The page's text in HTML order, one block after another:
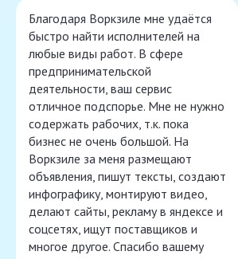
Благодаря Воркзиле мне удаётся
быстро найти исполнителей на
любые виды работ. В сфере
предпринимательской
деятельности, ваш сервис
отличное подспорье. Мне не нужно
содержать рабочих, т.к. пока
бизнес не очень большой. На
Воркзиле за меня размещают
объявления, пишут тексты, создают
инфографику, монтируют видео,
делают сайты, рекламу в яндексе и
соцсетях, ищут поставщиков и
многое другое. Спасибо вашему